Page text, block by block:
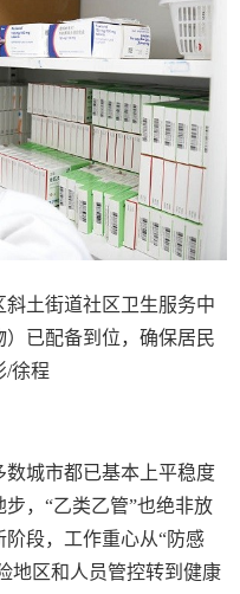
斜土街道社区卫生服务中
已配备到位，确保居民
/徐程
城市都已基本上平稳度
，“乙类乙管”也绝非放
段，工作重心从“防感
地区和人员管控转到健康